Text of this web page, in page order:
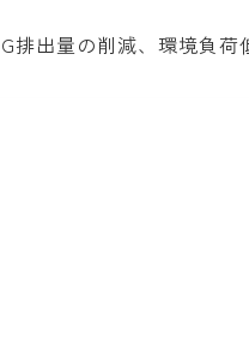
出量の削減、環境負